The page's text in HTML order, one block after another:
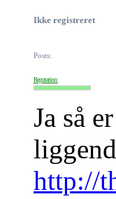
Ikke registreret
Posts:
Reputation:
Ja så
http://